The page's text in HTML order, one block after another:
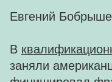
Евгений
В
заняли